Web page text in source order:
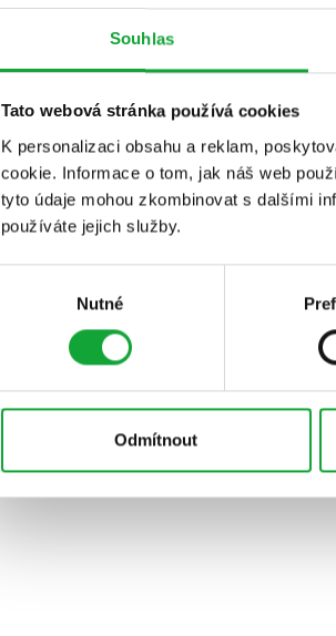
Souhlas
Tato webová stránka používá cookies
K personalizaci obsahu a reklam,
cookie. Informace o tom, jak náš web
tyto údaje mohou zkombinovat s dalšími
používáte jejich služby.
Nutné
Odmítnout